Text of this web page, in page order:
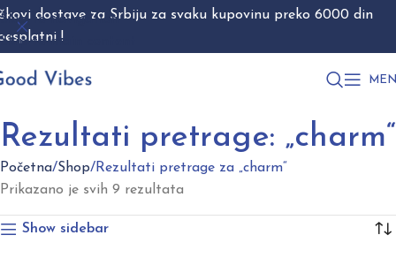
Skip to navigation
Skip to main content
Rezultati pretrage: „charm“
Početna Shop Rezultati pretrage za „charm“
Prikazano je svih 9 rezultata
Show sidebar
dostave za Srbiju za svaku kupovinu preko 6000 din
!